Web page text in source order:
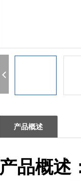
产品概述
产品概述